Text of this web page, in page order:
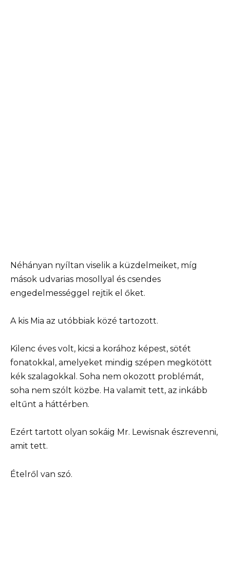
Néhányan nyíltan viselik a küzdelmeiket, míg
mások udvarias mosollyal és csendes
engedelmességgel rejtik el őket.
A kis Mia az utóbbiak közé tartozott.
Kilenc éves volt, kicsi a korához képest, sötét
fonatokkal, amelyeket mindig szépen megkötött
kék szalagokkal. Soha nem okozott problémát,
soha nem szólt közbe. Ha valamit tett, az inkább
eltűnt a háttérben.
Ezért tartott olyan sokáig Mr. Lewisnak észrevenni,
amit tett.
Ételről van szó.